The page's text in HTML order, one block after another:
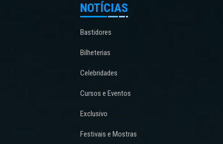
NOTÍCIAS
Bastidores
Bilheterias
Celebridades
Cursos e Eventos
Exclusivo
Festivais e Mostras